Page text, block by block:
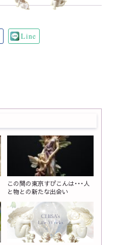
Line
この間の東京すぴこんは・・・人
と物との新たな出会い